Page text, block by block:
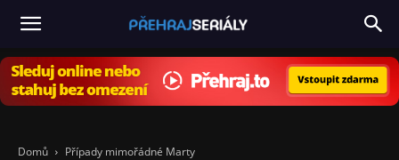
PřehrajSeriály.cz
Domů Případy mimořádné Marty